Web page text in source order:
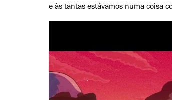
e às tantas estávamos numa coisa